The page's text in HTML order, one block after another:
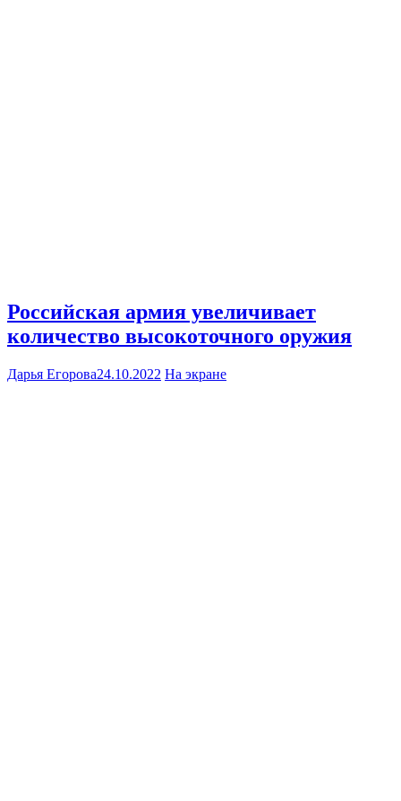
Российская армия увеличивает
количество высокоточного оружия
Дарья Егорова24.10.2022 На экране